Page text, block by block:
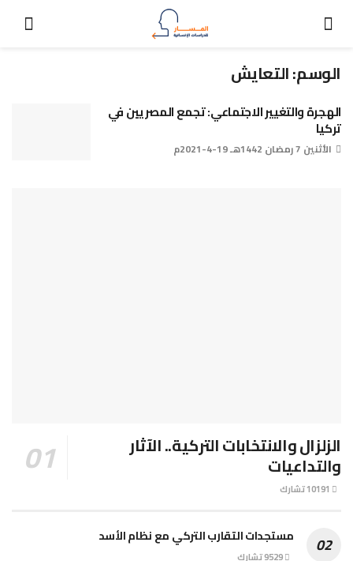
الوسم:التعايش
الهجرة والتغيير الاجتماعي: تجمع المصريين في
تركيا
الأثنين 7 رمضان 1442هـ 19-4-2021م
الزلزال والانتخابات التركية.. الآثار
والتداعيات
مستجدات التقارب التركي مع نظام الأسد